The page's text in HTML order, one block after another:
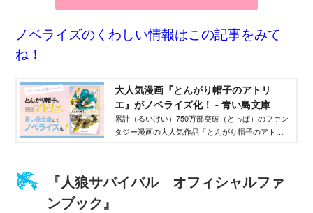
ノベライズのくわしい情報はこの記事をみて
ね！
大人気漫画『とんがり帽子のアトリ
エ』がノベライズ化！ - 青い鳥文庫
累計（るいけい）750万部突破（とっぱ）のファン
タジー漫画の大人気作品「とんがり帽子のアトリ
『人狼サバイバル オフィシャルファ
ンブック』